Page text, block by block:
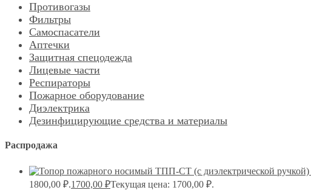
Противогазы
Фильтры
Самоспасатели
Аптечки
Защитная спецодежда
Лицевые части
Респираторы
Пожарное оборудование
Диэлектрика
Дезинфицирующие средства и материалы
Распродажа
1800,00 ₽.1700,00 ₽Текущая цена: 1700,00 ₽.